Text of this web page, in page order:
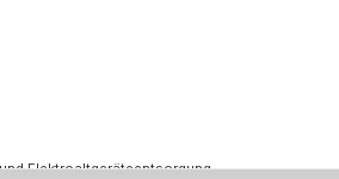
Elektroaltgeräteentsorgung